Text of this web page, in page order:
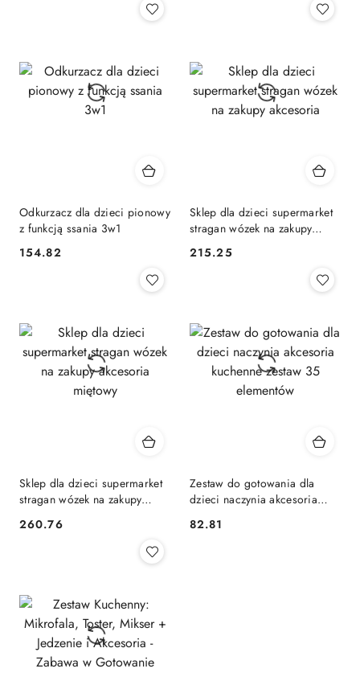
Odkurzacz dla dzieci pionowy
z funkcją ssania 3w1
Cena:
154.82
Sklep dla dzieci supermarket
stragan wózek na zakupy
Cena:
215.25
Sklep dla dzieci supermarket
stragan wózek na zakupy
Cena:
260.76
Zestaw do gotowania dla
dzieci naczynia akcesoria
elementów
Cena:
82.81